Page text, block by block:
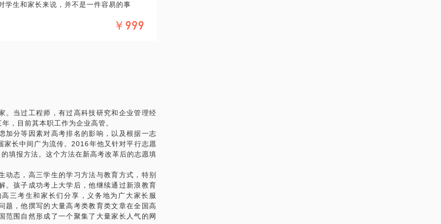
学生和家长来说，并不是一件容易的事
策，招生动态，志愿填报，高三学生的学
化。毕竟限时的交流只能解决小部分的问
确的准备，提升见面效率。期待与你的见
￥999
。当过工程师，有过高科技研究和企业管理经
，目前其本职工作为企业高管。
加分等因素对高考排名的影响，以及根据一志
长中间广为流传。2016年他又针对平行志愿
填报方法。这个方法在新高考改革后的志愿填
态，高三学生的学习方法与教育方式，特别
。孩子成功考上大学后，他继续通过新浪教育
三考生和家长们分享，义务地为广大家长服
题，他撰写的大量高考类教育类文章在全国高
范围自然形成了一个聚集了大量家长人气的网